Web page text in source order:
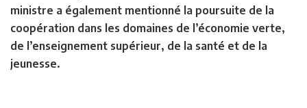
ministre a également mentionné la poursuite de la
coopération dans les domaines de l’économie verte,
de l’enseignement supérieur, de la santé et de la
jeunesse.